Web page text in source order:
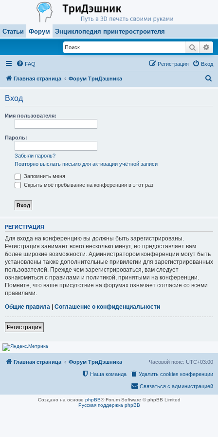
Статьи Форум Энциклопедия принтеростроителя
Поиск
FAQ Вход
Регистрация
Главная страница Форум ТриДэшника
Вход
Имя пользователя:
Пароль:
Забыли пароль?
Повторно выслать письмо для активации учётной записи
Запомнить меня
Скрыть моё пребывание на конференции в этот раз
РЕГИСТРАЦИЯ
Для входа на конференцию вы должны быть зарегистрированы.
Регистрация занимает всего несколько минут, но предоставляет вам
более широкие возможности. Администратором конференции могут быть
установлены также дополнительные привилегии для зарегистрированных
пользователей. Прежде чем зарегистрироваться, вам следует
ознакомиться с правилами и политикой, принятыми на конференции.
Помните, что ваше присутствие на форумах означает согласие со всеми
правилами.
Общие правила | Соглашение о конфиденциальности
Регистрация
Главная страница Форум ТриДэшника Часовой пояс: UTC+03:00
Удалить cookies конференции
Наша команда
Связаться с администрацией
Создано на основе phpBB® Forum Software © phpBB Limited
Русская поддержка phpBB